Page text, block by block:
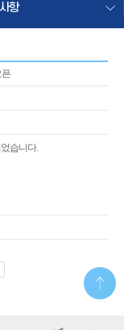
항
픈
습니다.